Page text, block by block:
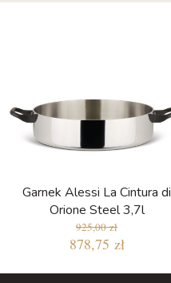
Garnek Alessi La Cintura di
Orione Steel 3,7l
925,00 zł
878,75 zł